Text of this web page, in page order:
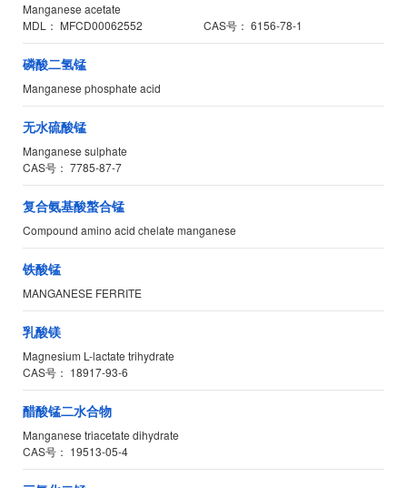
Manganese acetate
MDL： MFCD00062552 CAS号： 6156-78-1
磷酸二氢锰
Manganese phosphate acid
无水硫酸锰
Manganese sulphate
CAS号： 7785-87-7
复合氨基酸螯合锰
Compound amino acid chelate manganese
铁酸锰
MANGANESE FERRITE
乳酸镁
Magnesium L-lactate trihydrate
CAS号： 18917-93-6
醋酸锰二水合物
Manganese triacetate dihydrate
CAS号： 19513-05-4